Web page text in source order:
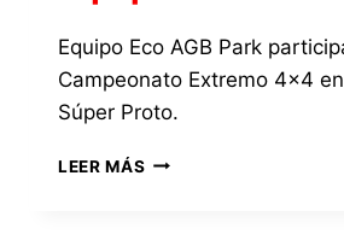
Equipo Eco AGB Park
Campeonato Extremo 4×4
Súper Proto.
LEER MÁS EQUIPO